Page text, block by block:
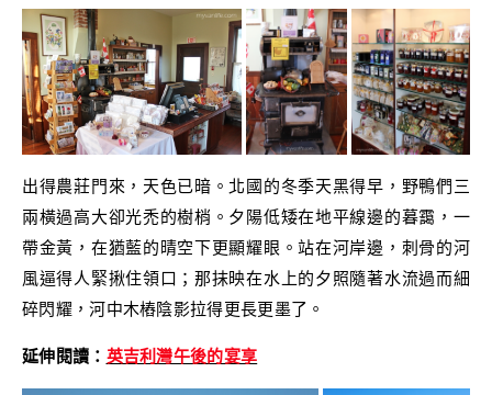
出得農莊門來，天色已暗。北國的冬季天黑得早，野鴨們三
兩橫過高大卻光禿的樹梢。夕陽低矮在地平線邊的暮靄，一
帶金黃，在猶藍的晴空下更顯耀眼。站在河岸邊，刺骨的河
風逼得人緊揪住領口；那抹映在水上的夕照隨著水流過而細
碎閃耀，河中木樁陰影拉得更長更墨了。
延伸閱讀： 英吉利灣午後的宴享